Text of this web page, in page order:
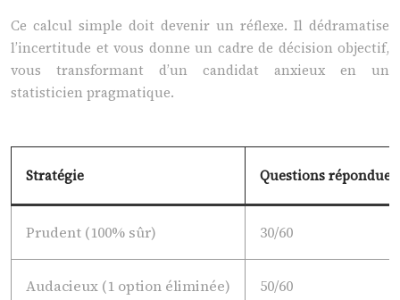
Ce calcul simple doit devenir un réflexe. Il dédramatise
l’incertitude et vous donne un cadre de décision objectif,
vous transformant d’un candidat anxieux en un
statisticien pragmatique.
Stratégie Questions répondues
Prudent (100% sûr) 30/60
Audacieux (1 option éliminée) 50/60